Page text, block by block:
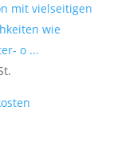
mit vielseitigen
wie
o ...